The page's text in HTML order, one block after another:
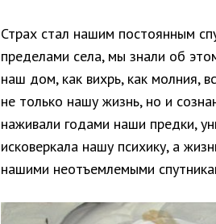
Страх стал нашим постоянным
пределами села, мы знали об
наш дом, как вихрь, как молния,
не только нашу жизнь, но и
наживали годами наши предки,
исковеркала нашу психику, а
нашими неотъемлемыми